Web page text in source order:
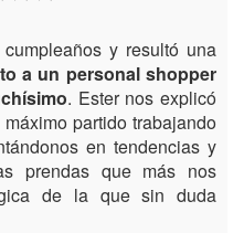
y resultó una
a un personal shopper
. Ester nos explicó
partido trabajando
en tendencias y
prendas que más nos
de la que sin duda